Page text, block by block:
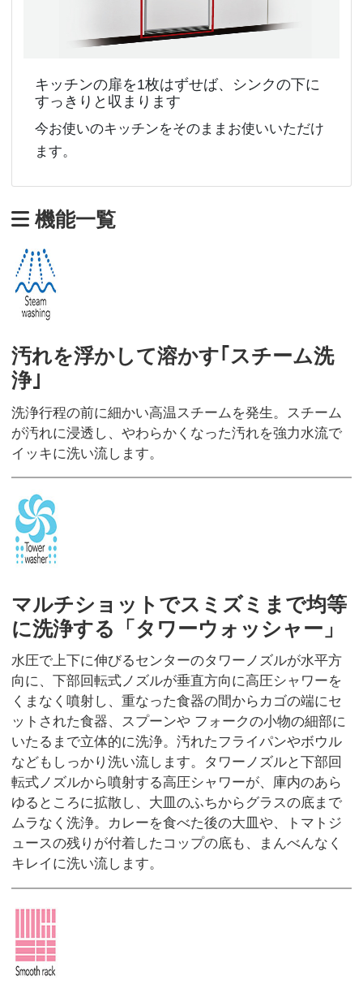
キッチンの扉を1枚はずせば、シンクの下に
すっきりと収まります
今お使いのキッチンをそのままお使いいただけ
ます。
機能一覧
汚れを浮かして溶かす｢スチーム洗
浄｣
洗浄行程の前に細かい高温スチームを発生。スチーム
が汚れに浸透し、やわらかくなった汚れを強力水流で
イッキに洗い流します。
マルチショットでスミズミまで均等
に洗浄する「タワーウォッシャー」
水圧で上下に伸びるセンターのタワーノズルが水平方
向に、下部回転式ノズルが垂直方向に高圧シャワーを
くまなく噴射し、重なった食器の間からカゴの端にセ
ットされた食器、スプーンや フォークの小物の細部に
いたるまで立体的に洗浄。汚れたフライパンやボウル
などもしっかり洗い流します。タワーノズルと下部回
転式ノズルから噴射する高圧シャワーが、庫内のあら
ゆるところに拡散し、大皿のふちからグラスの底まで
ムラなく洗浄。カレーを食べた後の大皿や、トマトジ
ュースの残りが付着したコップの底も、まんべんなく
キレイに洗い流します。